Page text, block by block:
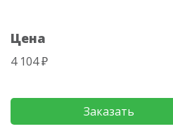
Цена
4 104 ₽
Заказать